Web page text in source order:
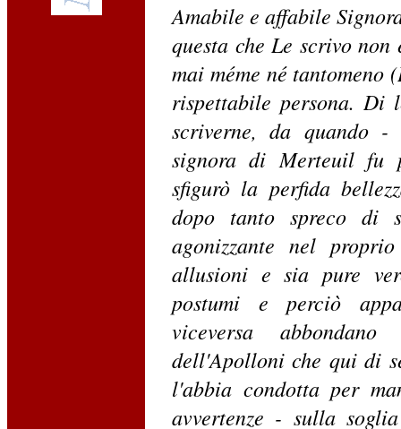
Amabile e affabile
questa che Le scrivo
mai méme né tantomeno
rispettabile persona. Di
scriverne, da quando
signora di Merteuil fu
sfigurò la perfida
dopo tanto spreco di
agonizzante nel
allusioni e sia pure
postumi e perciò
viceversa
dell'Apolloni che qui di
l'abbia condotta per
avvertenze - sulla